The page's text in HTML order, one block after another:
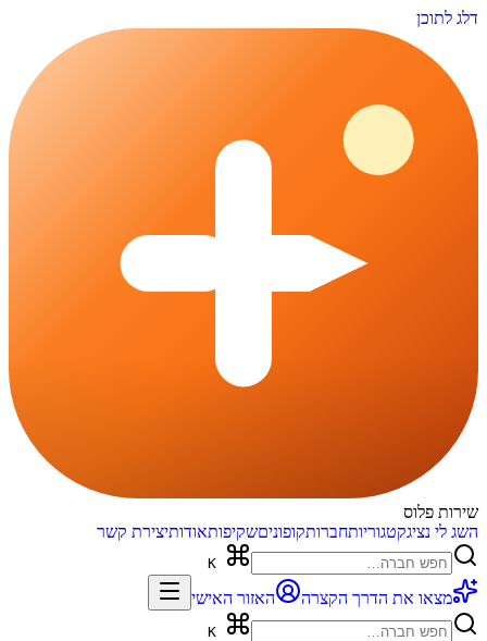
דלג לתוכן
שירות פלוס
השג לי נציגקטגוריותחברותקופוניםשקיפותאודותיצירת קשר
מצאו את הדרך הקצרה האזור האישי